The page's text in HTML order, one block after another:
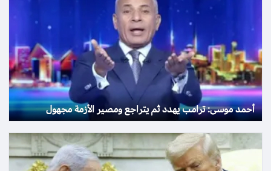
أحمد موسى: ترامب يهدد ثم يتراجع ومصير الأزمة مجهول